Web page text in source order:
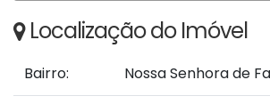
Localização do Imóvel
Bairro: Nossa Senhora de